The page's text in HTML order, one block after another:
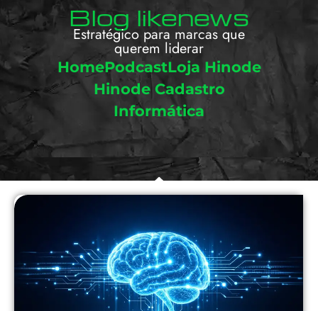
Blog likenews
Estratégico para marcas que
querem liderar
HomePodcastLoja Hinode
Hinode Cadastro
Informática